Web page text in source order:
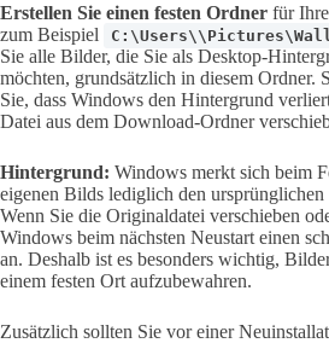
Erstellen Sie einen festen Ordner für
zum Beispiel
Sie alle Bilder, die Sie als Desktop-
möchten, grundsätzlich in diesem Ordner.
Sie, dass Windows den Hintergrund
Datei aus dem Download-Ordner
Hintergrund: Windows merkt sich beim
eigenen Bilds lediglich den ursprünglichen
Wenn Sie die Originaldatei verschieben
Windows beim nächsten Neustart einen
an. Deshalb ist es besonders wichtig,
einem festen Ort aufzubewahren.
Zusätzlich sollten Sie vor einer